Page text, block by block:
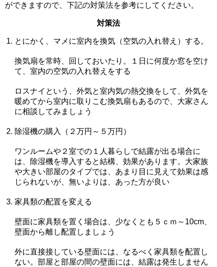
ができますので、下記の対策法を参考にしてください。
対策法
とにかく、マメに室内を換気（空気の入れ替え）する。
換気扇を常時、回しておいたり。１日に何度か窓を空け
て、室内の空気の入れ替えをする
ロスナイという、外気と室内気の熱交換をして、外気を
暖めてから室内に取りこむ換気扇もあるので、大家さん
に相談してみましょう
除湿機の購入（２万円～５万円）
ワンルームや２室での１人暮らしで結露が出る場合に
は、除湿機を導入すると結構、効果があります。大家族
や大きい部屋のタイプでは、あまり目に見えて効果は感
じられないが、無いよりは、あった方が良い
家具類の配置を変える
壁面に家具類を置く場合は、少なくとも５ｃｍ～10cm、
壁面から離し配置しましょう
外に直接接している壁面には、なるべく家具類を配置し
ない。部屋と部屋の間の壁面には、結露は発生しません